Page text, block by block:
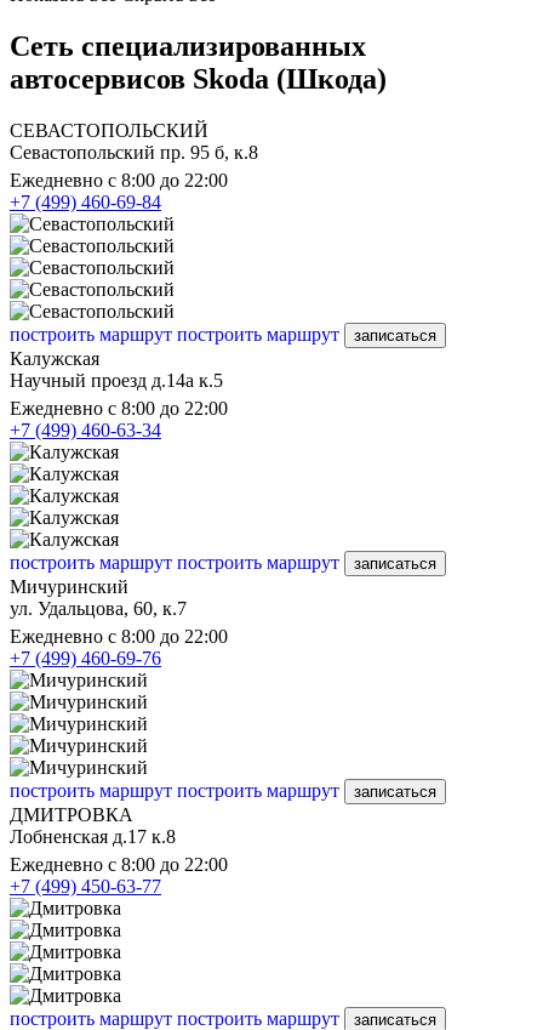
Сеть специализированных
автосервисов Skoda (Шкода)
СЕВАСТОПОЛЬСКИЙ
Севастопольский пр. 95 б, к.8
Ежедневно с 8:00 до 22:00
+7 (499) 460-69-84
построить маршрут построить маршрут записаться
Калужская
Научный проезд д.14а к.5
Ежедневно с 8:00 до 22:00
+7 (499) 460-63-34
построить маршрут построить маршрут записаться
Мичуринский
ул. Удальцова, 60, к.7
Ежедневно с 8:00 до 22:00
+7 (499) 460-69-76
построить маршрут построить маршрут записаться
ДМИТРОВКА
Лобненская д.17 к.8
Ежедневно с 8:00 до 22:00
+7 (499) 450-63-77
построить маршрут построить маршрут записаться